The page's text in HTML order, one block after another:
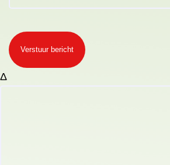
Verstuur bericht
Δ